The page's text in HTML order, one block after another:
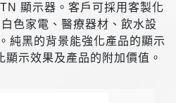
顯示器。客戶可採用客製化
色家電、醫療器材、飲水設
純黑的背景能強化產品的顯示
示效果及產品的附加價值。